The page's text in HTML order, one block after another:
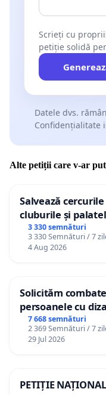
Scrieți cu
petiție solidă
Datele dvs.
Confidențialitate
Alte petiții care v-ar
Salvează
cluburile și
3 330 semnături
3 330 Semnături / 7
4 Aug 2026
Solicităm
persoanele cu
7 668 semnături
2 369 Semnături / 7
29 Jul 2026
PETIȚIE